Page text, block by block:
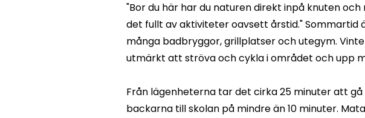
"Bor du här har du naturen direkt inpå knuten
det fullt av aktiviteter oavsett årstid." Sommartid
många badbryggor, grillplatser och utegym.
utmärkt att ströva och cykla i området och upp
Från lägenheterna tar det cirka 25 minuter att
backarna till skolan på mindre än 10 minuter.